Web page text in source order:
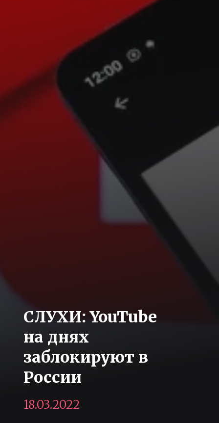
СЛУХИ: YouTube
на днях
заблокируют в
России
18.03.2022